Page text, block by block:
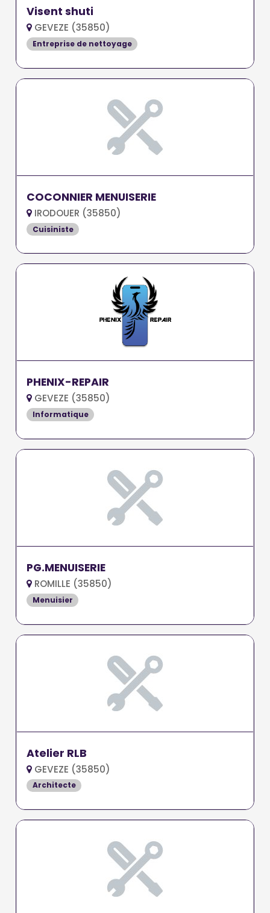
Visent shuti
GEVEZE (35850)
Entreprise de nettoyage
COCONNIER MENUISERIE
IRODOUER (35850)
Cuisiniste
PHENIX-REPAIR
GEVEZE (35850)
Informatique
PG.MENUISERIE
ROMILLE (35850)
Menuisier
Atelier RLB
GEVEZE (35850)
Architecte